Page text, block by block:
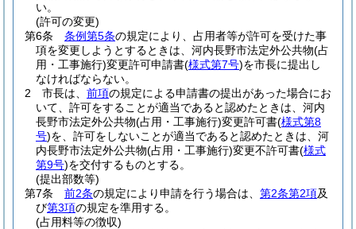
い。
(許可の変更)
第6条
条例第5条の規定により、占用者等が許可を受けた事
項を変更しようとするときは、河内長野市法定外公共物(占
用・工事施行)変更許可申請書(様式第7号)を市長に提出し
なければならない。
2
市長は、 前項の規定による申請書の提出があった場合にお
いて、許可をすることが適当であると認めたときは、河内
長野市法定外公共物(占用・工事施行)変更許可書(様式第8
号)を、許可をしないことが適当であると認めたときは、河
内長野市法定外公共物(占用・工事施行)変更不許可書(様式
第9号)を交付するものとする。
(提出部数等)
第7条
前2条の規定により申請を行う場合は、 第2条第2項及
び第3項の規定を準用する。
(占用料等の徴収)